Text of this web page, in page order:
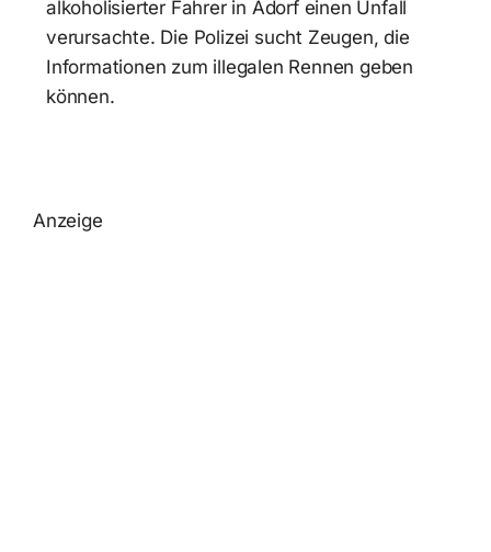
alkoholisierter Fahrer in Adorf einen Unfall
verursachte. Die Polizei sucht Zeugen, die
Informationen zum illegalen Rennen geben
können.
Anzeige